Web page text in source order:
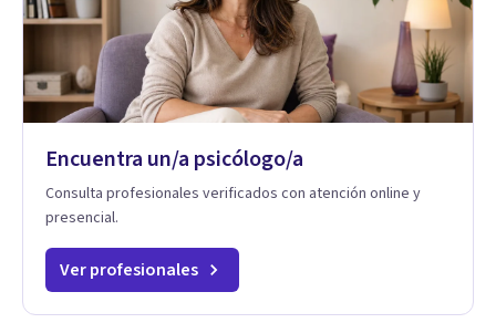
Encuentra un/a psicólogo/a
Consulta profesionales verificados con atención online y
presencial.
Ver profesionales